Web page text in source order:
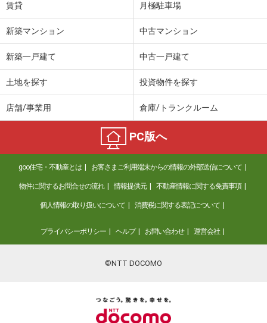
賃貸 月極駐車場
新築マンション 中古マンション
新築一戸建て 中古一戸建て
土地を探す 投資物件を探す
店舗/事業用 倉庫/トランクルーム
PC版へ
goo住宅・不動産とは お客さまご利用端末からの情報の外部送信について
物件に関するお問合せの流れ 情報提供元 不動産情報に関する免責事項
個人情報の取り扱いについて 消費税に関する表記について
プライバシーポリシー ヘルプ お問い合わせ 運営会社
©NTT DOCOMO